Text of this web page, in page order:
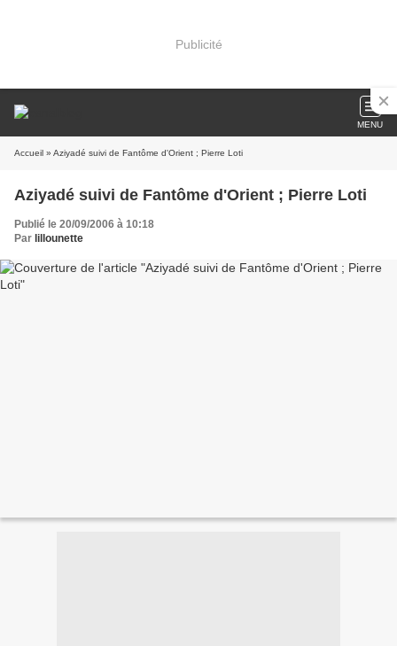
Publicité
MENU
Accueil » Aziyadé suivi de Fantôme d'Orient ; Pierre Loti
Aziyadé suivi de Fantôme d'Orient ; Pierre Loti
Publié le 20/09/2006 à 10:18
Par lillounette